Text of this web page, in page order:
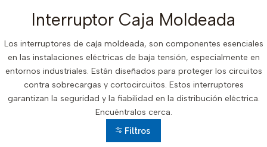
Interruptor Caja Moldeada
Los interruptores de caja moldeada, son componentes esenciales
en las instalaciones eléctricas de baja tensión, especialmente en
entornos industriales. Están diseñados para proteger los circuitos
contra sobrecargas y cortocircuitos. Estos interruptores
garantizan la seguridad y la fiabilidad en la distribución eléctrica.
Encuéntralos cerca.
Filtros